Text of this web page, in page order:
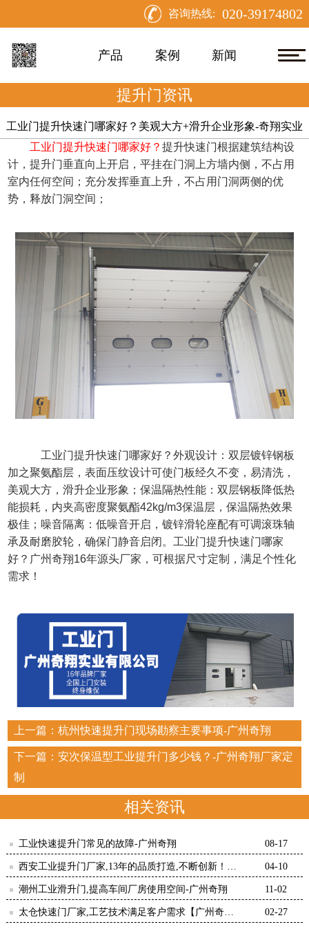
咨询热线: 020-39174802
产品 案例 新闻
提升门资讯
工业门提升快速门哪家好？美观大方+滑升企业形象-奇翔实业
工业门提升快速门哪家好？提升快速门根据建筑结构设
计，提升门垂直向上开启，平挂在门洞上方墙内侧，不占用
室内任何空间；充分发挥垂直上升，不占用门洞两侧的优
势，释放门洞空间；
加之聚氨酯层，表面压纹设计可使门板经久不变，易清洗，
美观大方，滑升企业形象；保温隔热性能：双层钢板降低热
能损耗，内夹高密度聚氨酯42kg/m3保温层，保温隔热效果
极佳；噪音隔离：低噪音开启，镀锌滑轮座配有可调滚珠轴
承及耐磨胶轮，确保门静音启闭。工业门提升快速门哪家
好？广州奇翔16年源头厂家，可根据尺寸定制，满足个性化
需求！
上一篇： 杭州快速提升门现场勘察主要事项-广州奇翔
下一篇： 安次保温型工业提升门多少钱？-广州奇翔厂家定
制
相关资讯
工业快速提升门常见的故障-广州奇翔 08-17
西安工业提升门厂家,13年的品质打造,不断创新！
【广州奇翔】
04-10
潮州工业滑升门,提高车间厂房使用空间-广州奇翔 11-02
太仓快速门厂家,工艺技术满足客户需求【广州奇
02-27